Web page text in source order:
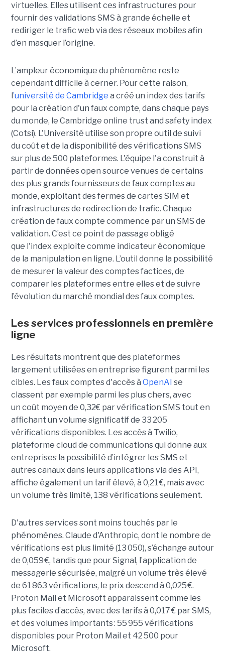
virtuelles. Elles utilisent ces infrastructures pour
fournir des validations SMS à grande échelle et
rediriger le trafic web via des réseaux mobiles afin
d’en masquer l’origine.
L’ampleur économique du phénomène reste
cependant difficile à cerner. Pour cette raison,
’université de Cambridge a créé un index des tarifs
pour la création d'un faux compte, dans chaque pays
du monde, le Cambridge online trust and safety index
(Cotsi). L'Université utilise son propre outil de suivi
du coût et de la disponibilité des vérifications SMS
sur plus de 500 plateformes. L'équipe l'a construit à
partir de données open source venues de certains
des plus grands fournisseurs de faux comptes au
monde, exploitant des fermes de cartes SIM et
infrastructures de redirection de trafic. Chaque
création de faux compte commence par un SMS de
validation. C’est ce point de passage obligé
que l'index exploite comme indicateur économique
de la manipulation en ligne. L’outil donne la possibilité
de mesurer la valeur des comptes factices, de
comparer les plateformes entre elles et de suivre
l’évolution du marché mondial des faux comptes.
Les services professionnels en première
ligne
Les résultats montrent que des plateformes
largement utilisées en entreprise figurent parmi les
cibles. Les faux comptes d'accès à OpenAI se
classent par exemple parmi les plus chers, avec
un coût moyen de 0,32€ par vérification SMS tout en
affichant un volume significatif de 33 205
vérifications disponibles. Les accès à Twilio,
plateforme cloud de communications qui donne aux
entreprises la possibilité d’intégrer les SMS et
autres canaux dans leurs applications via des API,
affiche également un tarif élevé, à 0,21 €, mais avec
un volume très limité, 138 vérifications seulement.
D'autres services sont moins touchés par le
phénomènes. Claude d'Anthropic, dont le nombre de
vérifications est plus limité (13 050), s’échange autour
de 0,059 €, tandis que pour Signal, l’application de
messagerie sécurisée, malgré un volume très élevé
de 61 863 vérifications, le prix descend à 0,025 €.
Proton Mail et Microsoft apparaissent comme les
plus faciles d’accès, avec des tarifs à 0,017 € par SMS,
et des volumes importants : 55 955 vérifications
disponibles pour Proton Mail et 42 500 pour
Microsoft.